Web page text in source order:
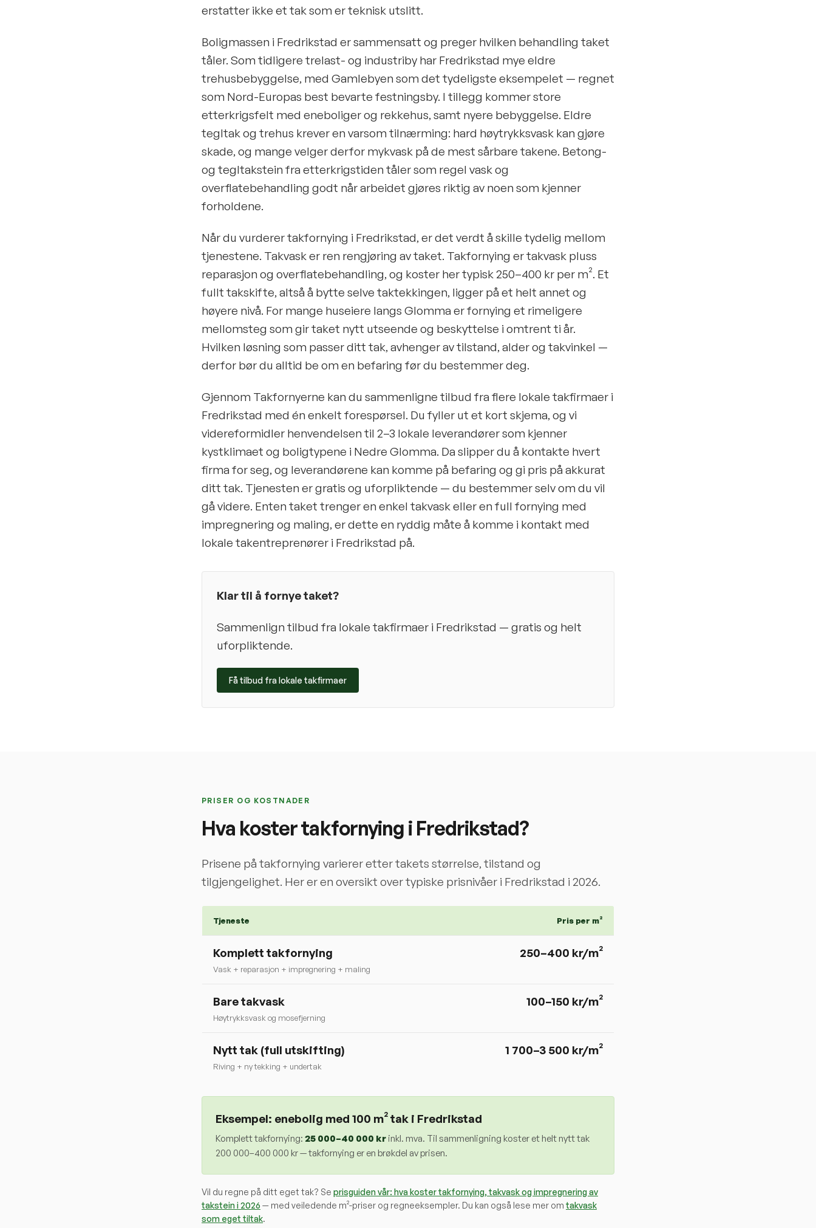
erstatter ikke et tak som er teknisk utslitt.
Boligmassen i Fredrikstad er sammensatt og preger hvilken behandling taket
tåler. Som tidligere trelast- og industriby har Fredrikstad mye eldre
trehusbebyggelse, med Gamlebyen som det tydeligste eksempelet — regnet
som Nord-Europas best bevarte festningsby. I tillegg kommer store
etterkrigsfelt med eneboliger og rekkehus, samt nyere bebyggelse. Eldre
tegltak og trehus krever en varsom tilnærming: hard høytrykksvask kan gjøre
skade, og mange velger derfor mykvask på de mest sårbare takene. Betong-
og tegltakstein fra etterkrigstiden tåler som regel vask og
overflatebehandling godt når arbeidet gjøres riktig av noen som kjenner
forholdene.
Når du vurderer takfornying i Fredrikstad, er det verdt å skille tydelig mellom
tjenestene. Takvask er ren rengjøring av taket. Takfornying er takvask pluss
reparasjon og overflatebehandling, og koster her typisk 250–400 kr per m². Et
fullt takskifte, altså å bytte selve taktekkingen, ligger på et helt annet og
høyere nivå. For mange huseiere langs Glomma er fornying et rimeligere
mellomsteg som gir taket nytt utseende og beskyttelse i omtrent ti år.
Hvilken løsning som passer ditt tak, avhenger av tilstand, alder og takvinkel —
derfor bør du alltid be om en befaring før du bestemmer deg.
Gjennom Takfornyerne kan du sammenligne tilbud fra flere lokale takfirmaer i
Fredrikstad med én enkelt forespørsel. Du fyller ut et kort skjema, og vi
videreformidler henvendelsen til 2–3 lokale leverandører som kjenner
kystklimaet og boligtypene i Nedre Glomma. Da slipper du å kontakte hvert
firma for seg, og leverandørene kan komme på befaring og gi pris på akkurat
ditt tak. Tjenesten er gratis og uforpliktende — du bestemmer selv om du vil
gå videre. Enten taket trenger en enkel takvask eller en full fornying med
impregnering og maling, er dette en ryddig måte å komme i kontakt med
lokale takentreprenører i Fredrikstad på.
Klar til å fornye taket?
Sammenlign tilbud fra lokale takfirmaer i Fredrikstad — gratis og helt
uforpliktende.
Få tilbud fra lokale takfirmaer
PRISER OG KOSTNADER
Hva koster takfornying i Fredrikstad?
Prisene på takfornying varierer etter takets størrelse, tilstand og
tilgjengelighet. Her er en oversikt over typiske prisnivåer i Fredrikstad i 2026.
Tjeneste Pris per m²
Komplett takfornying
Vask + reparasjon + impregnering + maling
250–400 kr/m²
Bare takvask
Høytrykksvask og mosefjerning
100–150 kr/m²
Nytt tak (full utskifting)
Riving + ny tekking + undertak
1 700–3 500 kr/m²
Eksempel: enebolig med 100 m² tak i Fredrikstad
Komplett takfornying: 25 000–40 000 kr inkl. mva. Til sammenligning koster et helt nytt tak
200 000–400 000 kr — takfornying er en brøkdel av prisen.
Vil du regne på ditt eget tak? Se prisguiden vår: hva koster takfornying, takvask og impregnering av
takstein i 2026 — med veiledende m²-priser og regneeksempler. Du kan også lese mer om takvask
som eget tiltak.